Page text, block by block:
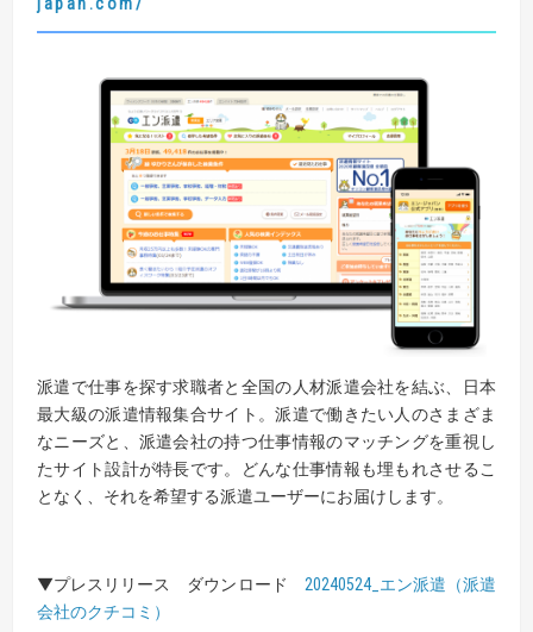
派遣で仕事を探す求職者と全国の人材派遣会社を結ぶ、日本
最大級の派遣情報集合サイト。派遣で働きたい人のさまざま
なニーズと、派遣会社の持つ仕事情報のマッチングを重視し
たサイト設計が特長です。どんな仕事情報も埋もれさせるこ
となく、それを希望する派遣ユーザーにお届けします。
▼プレスリリース ダウンロード 20240524_エン派遣（派遣
会社のクチコミ）